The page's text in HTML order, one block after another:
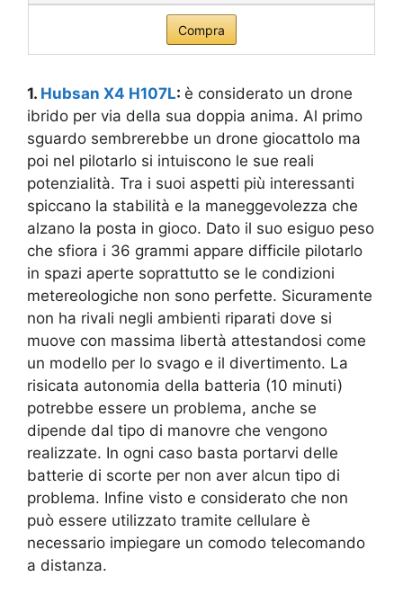
Compra
1. Hubsan X4 H107L: è considerato un drone
ibrido per via della sua doppia anima. Al primo
sguardo sembrerebbe un drone giocattolo ma
poi nel pilotarlo si intuiscono le sue reali
potenzialità. Tra i suoi aspetti più interessanti
spiccano la stabilità e la maneggevolezza che
alzano la posta in gioco. Dato il suo esiguo peso
che sfiora i 36 grammi appare difficile pilotarlo
in spazi aperte soprattutto se le condizioni
metereologiche non sono perfette. Sicuramente
non ha rivali negli ambienti riparati dove si
muove con massima libertà attestandosi come
un modello per lo svago e il divertimento. La
risicata autonomia della batteria (10 minuti)
potrebbe essere un problema, anche se
dipende dal tipo di manovre che vengono
realizzate. In ogni caso basta portarvi delle
batterie di scorte per non aver alcun tipo di
problema. Infine visto e considerato che non
può essere utilizzato tramite cellulare è
necessario impiegare un comodo telecomando
a distanza.